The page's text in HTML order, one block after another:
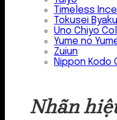
Timeless
Tokusei
Uno Chiyo
Yume no
Zuiun
Nippon
Nhãn